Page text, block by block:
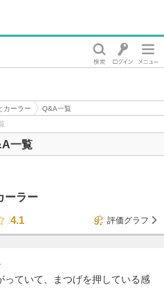
カーラー
Q&A一覧
一覧
ーラー
4.1
評価グラフ
っていて、まつげを押している感